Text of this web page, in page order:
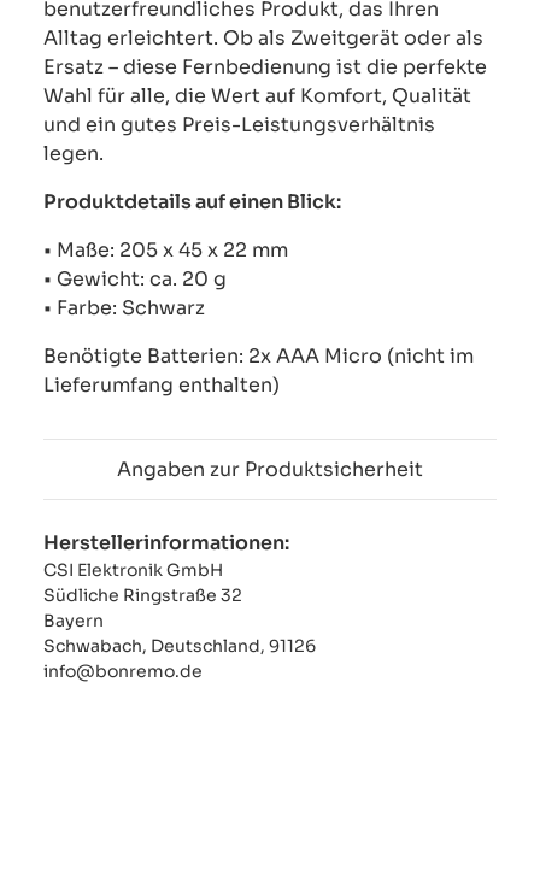
benutzerfreundliches Produkt, das Ihren
Alltag erleichtert. Ob als Zweitgerät oder als
Ersatz – diese Fernbedienung ist die perfekte
Wahl für alle, die Wert auf Komfort, Qualität
und ein gutes Preis-Leistungsverhältnis
legen.
Produktdetails auf einen Blick:
• Maße: 205 x 45 x 22 mm
• Gewicht: ca. 20 g
• Farbe: Schwarz
Benötigte Batterien: 2x AAA Micro (nicht im
Lieferumfang enthalten)
Angaben zur Produktsicherheit
Herstellerinformationen:
CSI Elektronik GmbH
Südliche Ringstraße 32
Bayern
Schwabach, Deutschland, 91126
info@bonremo.de